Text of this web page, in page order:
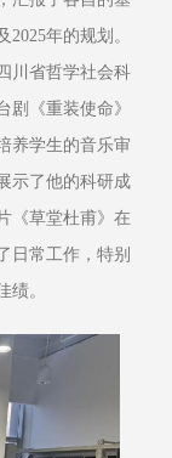
年的规划。
川省哲学社会科
剧《重装使命》
养学生的音乐审
示了他的科研成
《草堂杜甫》在
日常工作，特别
绩。